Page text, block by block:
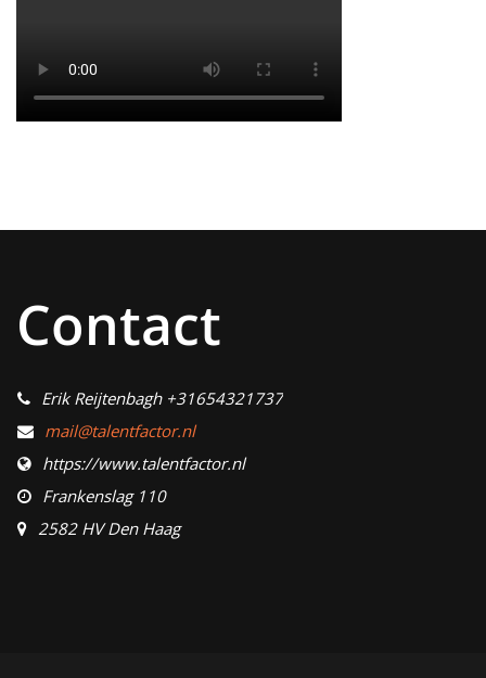
Contact
Erik Reijtenbagh +31654321737
mail@talentfactor.nl
https://www.talentfactor.nl
Frankenslag 110
2582 HV Den Haag